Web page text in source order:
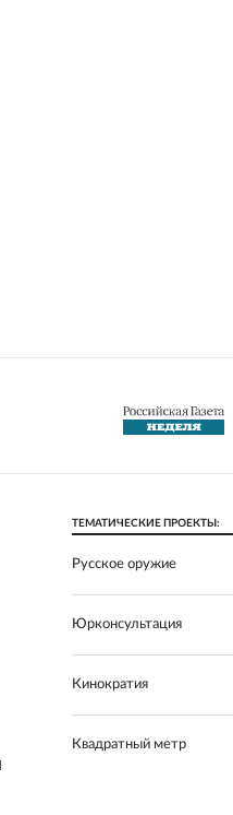
ТЕМАТИЧЕСКИЕ ПРОЕКТЫ:
Русское оружие
Юрконсультация
Кинократия
Квадратный метр